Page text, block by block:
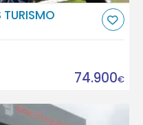
74.900€